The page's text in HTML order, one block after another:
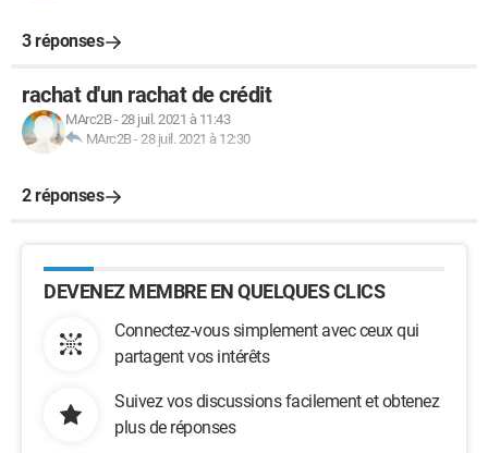
3 réponses
rachat d'un rachat de crédit
MArc2B-28 juil. 2021 à 11:43
MArc2B-28 juil. 2021 à 12:30
2 réponses
DEVENEZ MEMBRE EN QUELQUES CLICS
Connectez-vous simplement avec ceux qui
partagent vos intérêts
Suivez vos discussions facilement et obtenez
plus de réponses